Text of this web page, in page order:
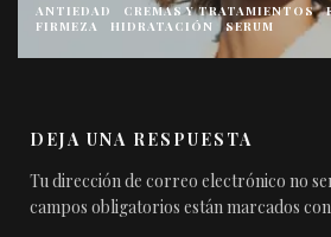
ANTIEDAD CREMAS Y TRATAMIENTOS
FIRMEZA
HIDRATACIÓN SERUM
DEJA UNA RESPUESTA
Tu dirección de correo electrónico no
campos obligatorios están marcados con